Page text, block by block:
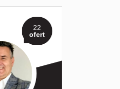
22
ofert